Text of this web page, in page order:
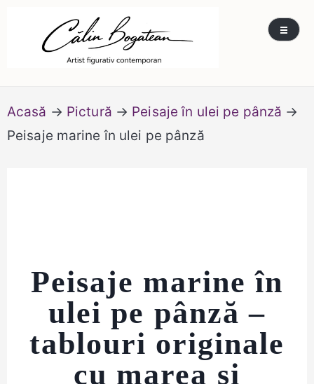
Călin Bogătean
Picturi originale, icoane contemporane pe lemn
și sticlă, portrete și restaurare artă – Călin
Bogătean
Acasă → Pictură → Peisaje în ulei pe pânză →
Peisaje marine în ulei pe pânză
Peisaje marine în
ulei pe pânză –
tablouri originale
cu marea și